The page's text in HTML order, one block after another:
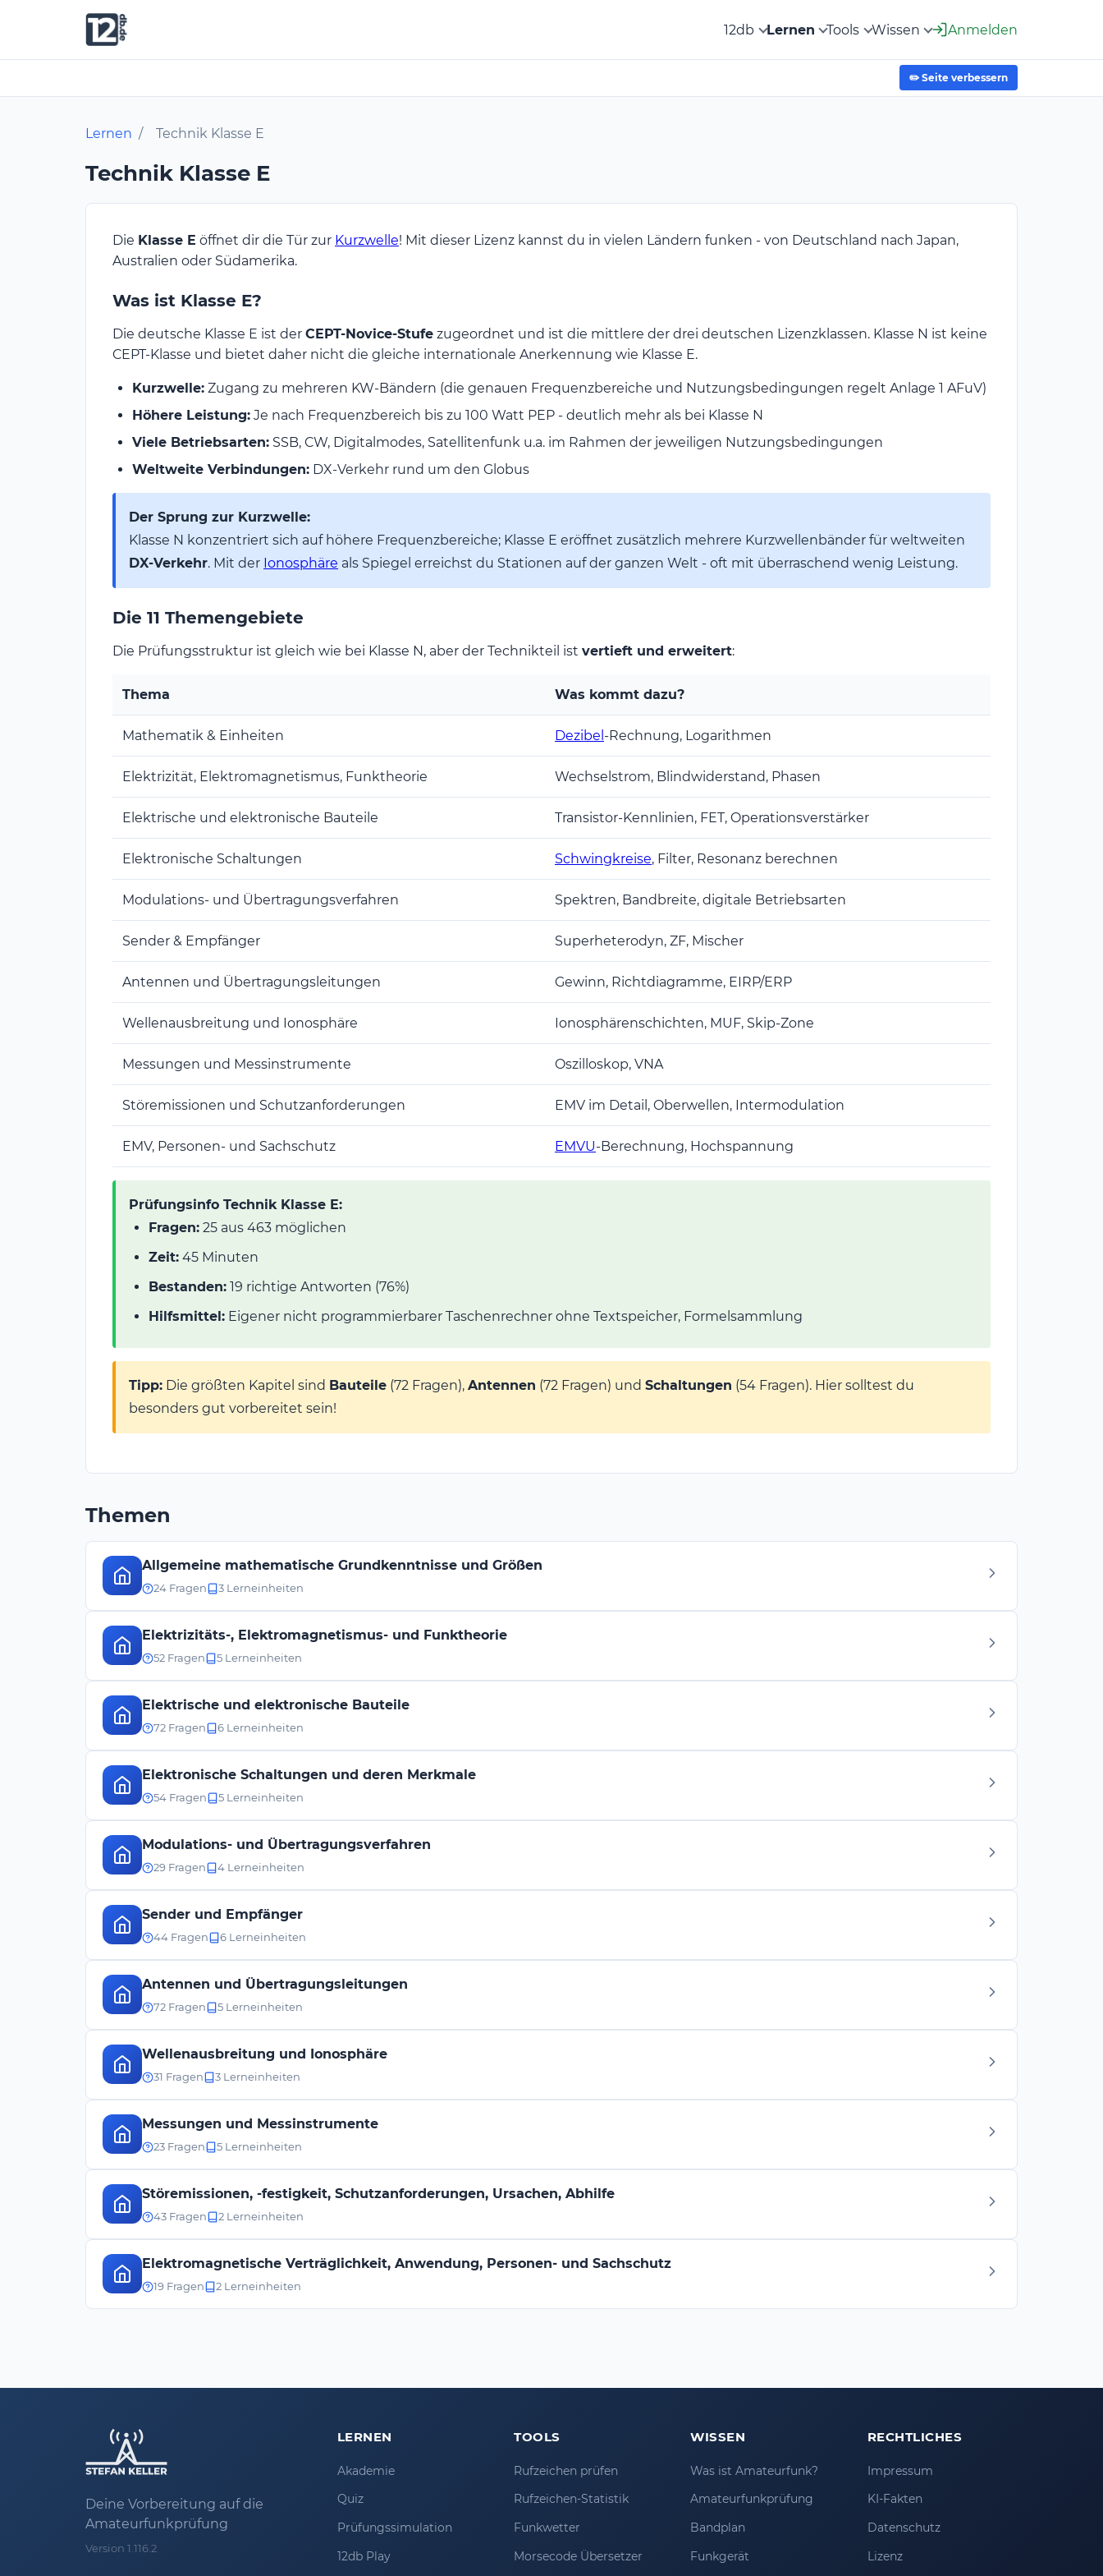
12db Lernen Tools Wissen Anmelden
✏️ Seite verbessern
Lernen / Technik Klasse E
Technik Klasse E
Die Klasse E öffnet dir die Tür zur Kurzwelle! Mit dieser Lizenz kannst du in vielen Ländern funken - von Deutschland nach Japan,
Australien oder Südamerika.
Was ist Klasse E?
Die deutsche Klasse E ist der CEPT-Novice-Stufe zugeordnet und ist die mittlere der drei deutschen Lizenzklassen. Klasse N ist keine
CEPT-Klasse und bietet daher nicht die gleiche internationale Anerkennung wie Klasse E.
Kurzwelle: Zugang zu mehreren KW-Bändern (die genauen Frequenzbereiche und Nutzungsbedingungen regelt Anlage 1 AFuV)
Höhere Leistung: Je nach Frequenzbereich bis zu 100 Watt PEP - deutlich mehr als bei Klasse N
Viele Betriebsarten: SSB, CW, Digitalmodes, Satellitenfunk u.a. im Rahmen der jeweiligen Nutzungsbedingungen
Weltweite Verbindungen: DX-Verkehr rund um den Globus
Der Sprung zur Kurzwelle:
Klasse N konzentriert sich auf höhere Frequenzbereiche; Klasse E eröffnet zusätzlich mehrere Kurzwellenbänder für weltweiten
DX-Verkehr. Mit der Ionosphäre als Spiegel erreichst du Stationen auf der ganzen Welt - oft mit überraschend wenig Leistung.
Die 11 Themengebiete
Die Prüfungsstruktur ist gleich wie bei Klasse N, aber der Technikteil ist vertieft und erweitert:
Thema Was kommt dazu?
Mathematik & Einheiten Dezibel -Rechnung, Logarithmen
Elektrizität, Elektromagnetismus, Funktheorie Wechselstrom, Blindwiderstand, Phasen
Elektrische und elektronische Bauteile Transistor-Kennlinien, FET, Operationsverstärker
Elektronische Schaltungen Schwingkreise, Filter, Resonanz berechnen
Modulations- und Übertragungsverfahren Spektren, Bandbreite, digitale Betriebsarten
Sender & Empfänger Superheterodyn, ZF, Mischer
Antennen und Übertragungsleitungen Gewinn, Richtdiagramme, EIRP/ERP
Wellenausbreitung und Ionosphäre Ionosphärenschichten, MUF, Skip-Zone
Messungen und Messinstrumente Oszilloskop, VNA
Störemissionen und Schutzanforderungen EMV im Detail, Oberwellen, Intermodulation
EMV, Personen- und Sachschutz EMVU-Berechnung, Hochspannung
Prüfungsinfo Technik Klasse E:
Fragen: 25 aus 463 möglichen
Zeit: 45 Minuten
Bestanden: 19 richtige Antworten (76%)
Hilfsmittel: Eigener nicht programmierbarer Taschenrechner ohne Textspeicher, Formelsammlung
Tipp: Die größten Kapitel sind Bauteile (72 Fragen), Antennen (72 Fragen) und Schaltungen (54 Fragen). Hier solltest du
besonders gut vorbereitet sein!
Themen
Allgemeine mathematische Grundkenntnisse und Größen
24 Fragen 3 Lerneinheiten
Elektrizitäts-, Elektromagnetismus- und Funktheorie
52 Fragen 5 Lerneinheiten
Elektrische und elektronische Bauteile
72 Fragen 6 Lerneinheiten
Elektronische Schaltungen und deren Merkmale
54 Fragen 5 Lerneinheiten
Modulations- und Übertragungsverfahren
29 Fragen 4 Lerneinheiten
Sender und Empfänger
44 Fragen 6 Lerneinheiten
Antennen und Übertragungsleitungen
72 Fragen 5 Lerneinheiten
Wellenausbreitung und Ionosphäre
31 Fragen 3 Lerneinheiten
Messungen und Messinstrumente
23 Fragen 5 Lerneinheiten
Störemissionen, -festigkeit, Schutzanforderungen, Ursachen, Abhilfe
43 Fragen 2 Lerneinheiten
Elektromagnetische Verträglichkeit, Anwendung, Personen- und Sachschutz
19 Fragen 2 Lerneinheiten
Deine Vorbereitung auf die
Amateurfunkprüfung
Version 1.116.2
LERNEN
Akademie
Quiz
Prüfungssimulation
12db Play
TOOLS
Rufzeichen prüfen
Rufzeichen-Statistik
Funkwetter
Morsecode Übersetzer
WISSEN
Was ist Amateurfunk?
Amateurfunkprüfung
Bandplan
Funkgerät
RECHTLICHES
Impressum
KI-Fakten
Datenschutz
Lizenz